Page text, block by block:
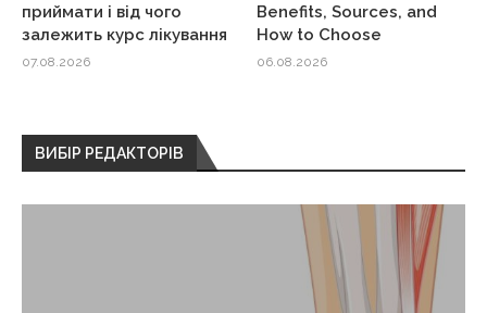
приймати і від чого
залежить курс лікування
07.08.2026
Benefits, Sources, and
How to Choose
06.08.2026
ВИБІР РЕДАКТОРІВ